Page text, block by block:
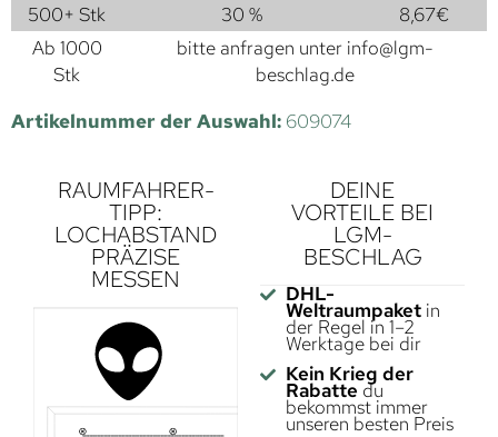
500+ Stk
30 % 8,67€
Ab 1000
Stk
bitte anfragen unter info@lgm-
beschlag.de
Artikelnummer der Auswahl: 609074
RAUMFAHRER-
TIPP:
LOCHABSTAND
PRÄZISE
MESSEN
DEINE
VORTEILE BEI
LGM-
BESCHLAG
DHL-
Weltraumpaketin
der Regel in 1–2
Werktage bei dir
Kein Krieg der
Rabatte du
bekommst immer
unseren besten Preis